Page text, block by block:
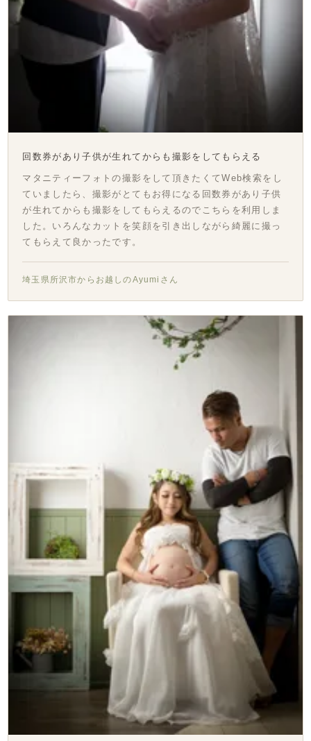
回数券があり子供が生れてからも撮影をしてもらえる
マタニティーフォトの撮影をして頂きたくてWeb検索をし
ていましたら、撮影がとてもお得になる回数券があり子供
が生れてからも撮影をしてもらえるのでこちらを利用しま
した。いろんなカットを笑顔を引き出しながら綺麗に撮っ
てもらえて良かったです。
埼玉県所沢市からお越しのAyumiさん